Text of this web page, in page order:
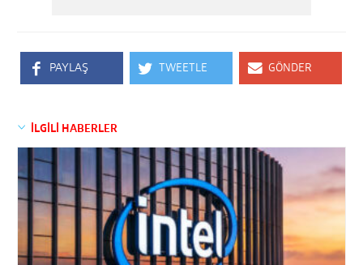
PAYLAŞ TWEETLE GÖNDER
İLGİLİ HABERLER